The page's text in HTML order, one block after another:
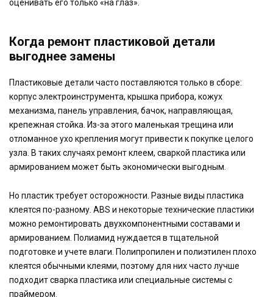
оценивать его только «на глаз».
Когда ремонт пластиковой детали
выгоднее замены
Пластиковые детали часто поставляются только в сборе:
корпус электроинструмента, крышка прибора, кожух
механизма, панель управления, бачок, направляющая,
крепежная стойка. Из-за этого маленькая трещина или
отломанное ухо крепления могут привести к покупке целого
узла. В таких случаях ремонт клеем, сваркой пластика или
армированием может быть экономически выгодным.
Но пластик требует осторожности. Разные виды пластика
клеятся по-разному. ABS и некоторые технические пластики
можно ремонтировать двухкомпонентными составами и
армированием. Полиамид нуждается в тщательной
подготовке и учете влаги. Полипропилен и полиэтилен плохо
клеятся обычными клеями, поэтому для них часто лучше
подходит сварка пластика или специальные системы с
праймером.